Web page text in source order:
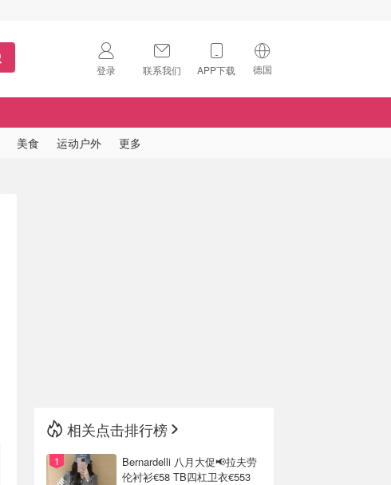
登录 联系我们 APP下载 德国
🇺🇸
美食 运动户外 更多
相关点击排行榜
Bernardelli 八月大促📢拉夫劳
伦衬衫€58 TB四杠卫衣€553